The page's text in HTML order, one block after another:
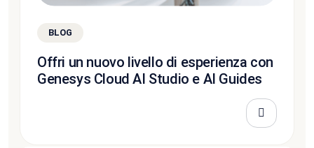
BLOG
Offri un nuovo livello di esperienza con
Genesys Cloud AI Studio e AI Guides